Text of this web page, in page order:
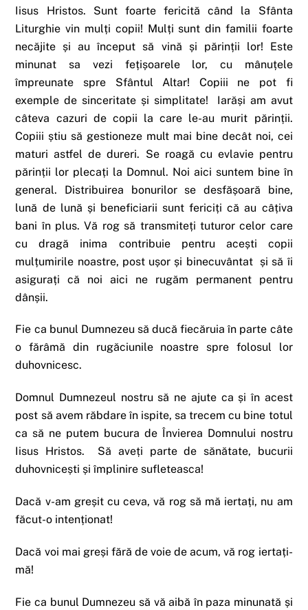
Iisus Hristos. Sunt foarte fericită când la Sfânta
Liturghie vin mulți copii! Mulți sunt din familii foarte
necăjite și au început să vină și părinții lor! Este
minunat sa vezi fețișoarele lor, cu mânuțele
împreunate spre Sfântul Altar! Copiii ne pot fi
exemple de sinceritate și simplitate! Iarăși am avut
câteva cazuri de copii la care le-au murit părinții.
Copiii știu să gestioneze mult mai bine decât noi, cei
maturi astfel de dureri. Se roagă cu evlavie pentru
părinții lor plecați la Domnul. Noi aici suntem bine în
general. Distribuirea bonurilor se desfășoară bine,
lună de lună și beneficiarii sunt fericiți că au câțiva
bani în plus. Vă rog să transmiteți tuturor celor care
cu dragă inima contribuie pentru acești copii
mulțumirile noastre, post ușor și binecuvântat și să îi
asigurați că noi aici ne rugăm permanent pentru
dânșii.
Fie ca bunul Dumnezeu să ducă fiecăruia în parte câte
o fărâmă din rugăciunile noastre spre folosul lor
duhovnicesc.
Domnul Dumnezeul nostru să ne ajute ca și în acest
post să avem răbdare în ispite, sa trecem cu bine totul
ca să ne putem bucura de Învierea Domnului nostru
Iisus Hristos. Să aveți parte de sănătate, bucurii
duhovnicești și împlinire sufleteasca!
Dacă v-am greșit cu ceva, vă rog să mă iertați, nu am
făcut-o intenționat!
Dacă voi mai greși fără de voie de acum, vă rog iertați-
mă!
Fie ca bunul Dumnezeu să vă aibă în paza minunată și